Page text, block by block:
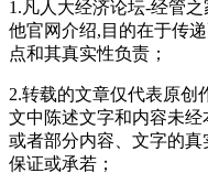
1.凡人大经济论坛-经管
他官网介绍,目的在于传
点和其真实性负责；
2.转载的文章仅代表原创
文中陈述文字和内容未
或者部分内容、文字的
保证或承若；